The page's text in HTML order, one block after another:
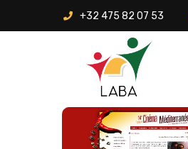
+32 475 82 07 53